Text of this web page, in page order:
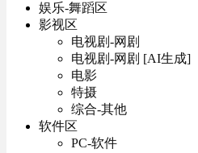
娱乐-舞蹈区
影视区
电视剧-网剧
电视剧-网剧 [AI生成]
电影
特摄
综合-其他
软件区
PC-软件